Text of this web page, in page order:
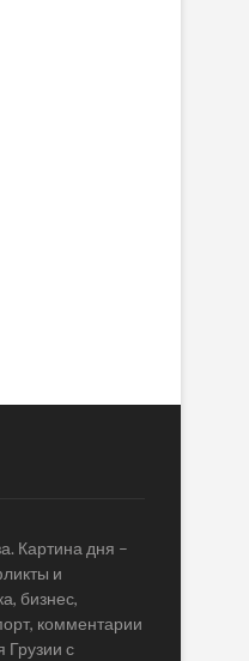
Картина дня –
и
бизнес,
комментарии
Грузии с